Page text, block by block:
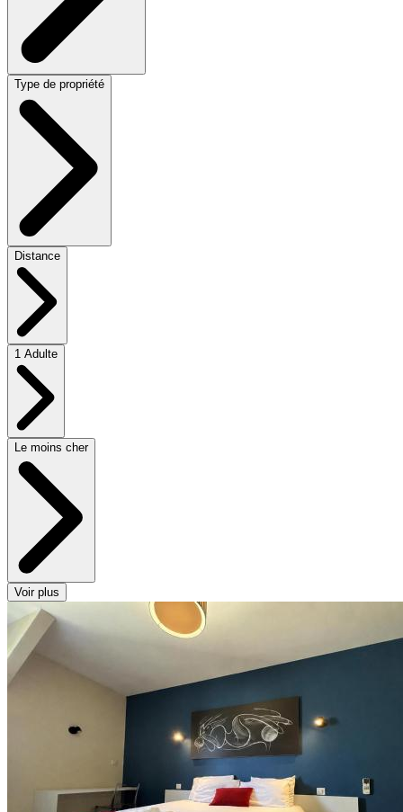
Type de propriété
Distance
1 Adulte
Le moins cher
Voir plus